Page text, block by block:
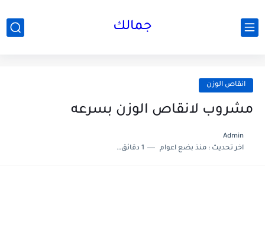
جمالك
انقاص الوزن
مشروب لانقاص الوزن بسرعه
Admin
اخر تحديث :منذ بضع اعوام 1 دقائق للقراءة